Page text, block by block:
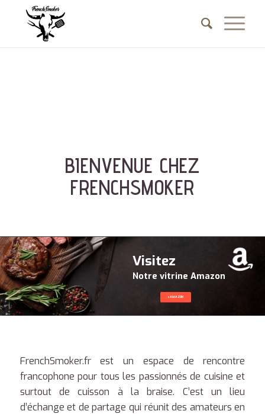
BIENVENUE CHEZ
FRENCHSMOKER
Visitez
Notre vitrine Amazon
AMAZON
FrenchSmoker.fr est un espace de rencontre
francophone pour tous les passionnés de cuisine et
surtout de cuisson à la braise. C’est un lieu
d’échange et de partage qui réunit des amateurs en